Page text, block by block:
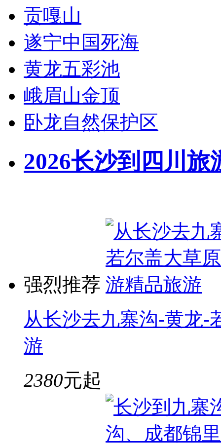
贡嘎山
遂宁中国死海
黄龙五彩池
峨眉山金顶
卧龙自然保护区
2026长沙到四川旅
强烈推荐
从长沙去九寨沟-黄龙-
游
2380元起